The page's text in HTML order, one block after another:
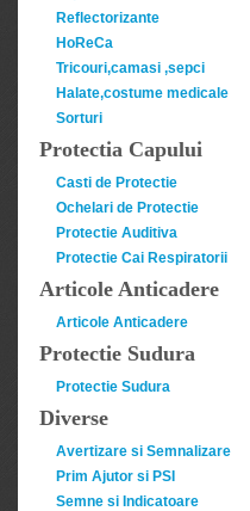
Reflectorizante
HoReCa
Tricouri,camasi ,sepci
Halate,costume medicale
Sorturi
Protectia Capului
Casti de Protectie
Ochelari de Protectie
Protectie Auditiva
Protectie Cai Respiratorii
Articole Anticadere
Articole Anticadere
Protectie Sudura
Protectie Sudura
Diverse
Avertizare si Semnalizare
Prim Ajutor si PSI
Semne si Indicatoare